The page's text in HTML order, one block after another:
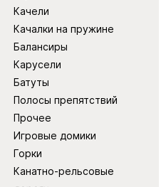
Качели
Качалки на пружине
Балансиры
Карусели
Батуты
Полосы препятствий
Прочее
Игровые домики
Горки
Канатно-рельсовые